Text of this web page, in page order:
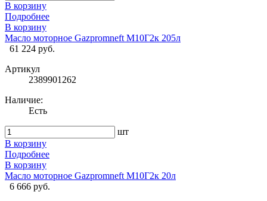
В корзину
Подробнее
В корзину
Масло моторное Gazpromneft М10Г2к 205л
61 224 руб.
Артикул
2389901262
Наличие:
Есть
шт
В корзину
Подробнее
В корзину
Масло моторное Gazpromneft М10Г2к 20л
6 666 руб.